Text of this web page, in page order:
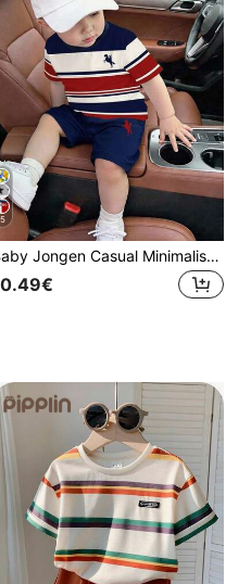
5
Baby Jongen Casual Minimalistische Ridder Gestreepte Print T-shirt En Shorts Set, Geschikt Voor De Zomer